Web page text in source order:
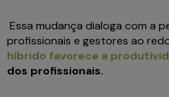
Essa mudança dialoga com a
profissionais e gestores ao
híbrido favorece a
dos profissionais.